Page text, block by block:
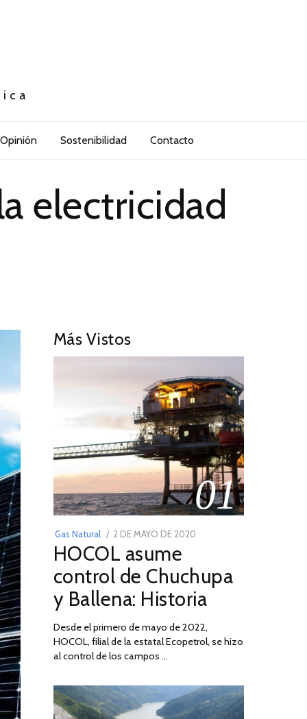
Opinión Sostenibilidad Contacto
electricidad
Más Vistos
01
Gas Natural
POSTED
ON
2 DE MAYO DE 2020
DE
2026
HOCOL asume
control de Chuchupa
y Ballena: Historia
Desde el primero de mayo de 2022,
HOCOL, filial de la estatal Ecopetrol, se hizo
al control de los campos …